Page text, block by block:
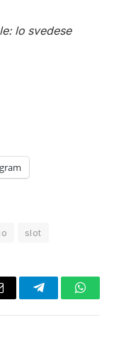
lo svedese
slot
Telegram